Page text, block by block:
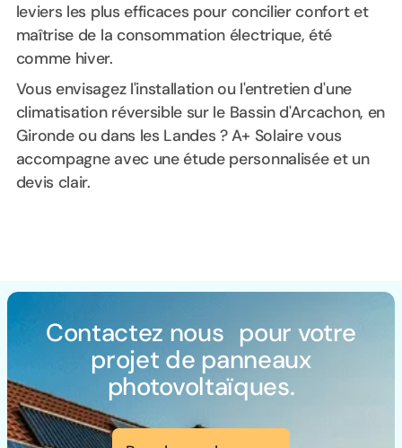
leviers les plus efficaces pour concilier confort et
maîtrise de la consommation électrique, été
comme hiver.
Vous envisagez l'installation ou l'entretien d'une
climatisation réversible sur le Bassin d'Arcachon, en
Gironde ou dans les Landes ? A+ Solaire vous
accompagne avec une étude personnalisée et un
devis clair.
Contactez nous pour votre
projet de panneaux
photovoltaïques.